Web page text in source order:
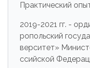
Практический
2019-2021 гг. -
ропольский
верситет»
ссийской